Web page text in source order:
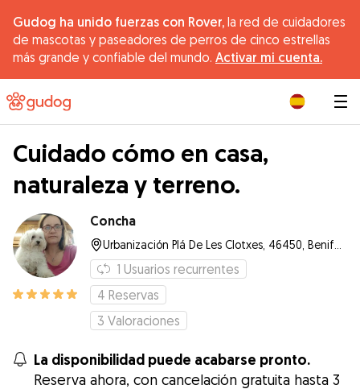
Gudog ha unido fuerzas con Rover, la red de cuidadores
de mascotas y paseadores de perros de cinco estrellas
más grande y confiable del mundo. Activar mi cuenta.
Cuidado cómo en casa,
naturaleza y terreno.
Concha
1 Usuarios recurrentes
4 Reservas
3 Valoraciones
La disponibilidad puede acabarse pronto.
Reserva ahora, con cancelación gratuita hasta 3